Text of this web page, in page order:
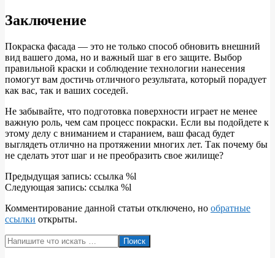
Заключение
Покраска фасада — это не только способ обновить внешний
вид вашего дома, но и важный шаг в его защите. Выбор
правильной краски и соблюдение технологии нанесения
помогут вам достичь отличного результата, который порадует
как вас, так и ваших соседей.
Не забывайте, что подготовка поверхности играет не менее
важную роль, чем сам процесс покраски. Если вы подойдете к
этому делу с вниманием и старанием, ваш фасад будет
выглядеть отлично на протяжении многих лет. Так почему бы
не сделать этот шаг и не преобразить свое жилище?
2024-
07-
Предыдущая запись: ссылка %l
Следующая запись: ссылка %l
Комментирование данной статьи отключено, но обратные
ссылки открыты.
Поиск